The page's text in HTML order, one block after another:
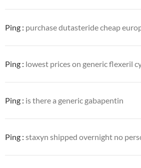
Ping : purchase dutasteride cheap
Ping : lowest prices on generic flexeril
Ping : is there a generic gabapentin
Ping : staxyn shipped overnight no